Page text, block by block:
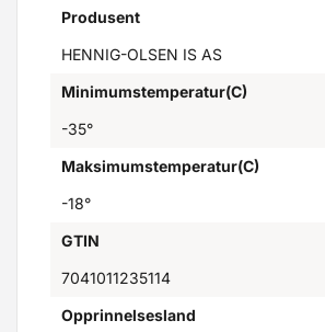
Produsent
HENNIG-OLSEN IS AS
Minimumstemperatur(C)
-35°
Maksimumstemperatur(C)
-18°
GTIN
7041011235114
Opprinnelsesland